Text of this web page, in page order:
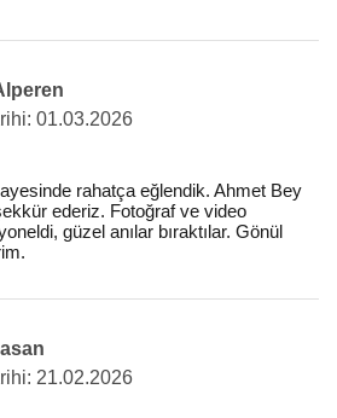
01.03.2026
rahatça eğlendik. Ahmet Bey
ederiz. Fotoğraf ve video
güzel anılar bıraktılar. Gönül
21.02.2026